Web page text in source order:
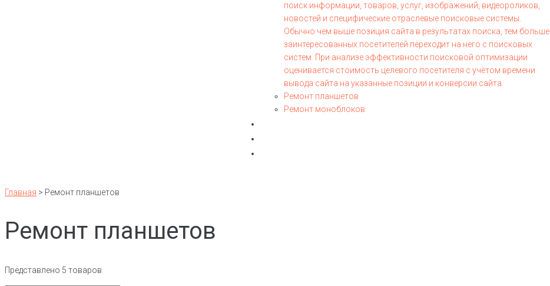
поиск информации, товаров, услуг, изображений, видеороликов,
новостей и специфические отраслевые поисковые системы.
Обычно чем выше позиция сайта в результатах поиска, тем больше
заинтересованных посетителей переходит на него с поисковых
систем. При анализе эффективности поисковой оптимизации
оценивается стоимость целевого посетителя с учётом времени
вывода сайта на указанные позиции и конверсии сайта.
Ремонт планшетов
Ремонт моноблоков
Главная > Ремонт планшетов
Ремонт планшетов
Представлено 5 товаров